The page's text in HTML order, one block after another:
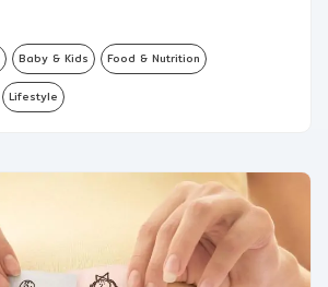
Baby & Kids Food & Nutrition
Lifestyle